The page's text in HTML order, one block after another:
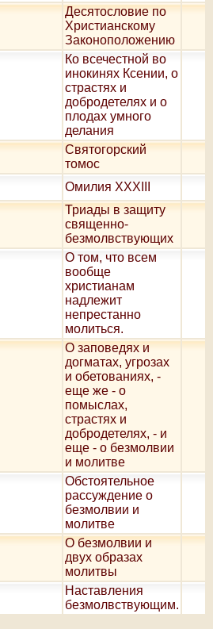
Десятословие по
Христианскому
Законоположению
Ко всечестной во
инокинях Ксении, о
страстях и
добродетелях и о
плодах умного
делания
Святогорский
томос
Омилия XXXIII
Триады в защиту
священно-
безмолвствующих
О том, что всем
вообще
христианам
надлежит
непрестанно
молиться.
О заповедях и
догматах, угрозах
и обетованиях, -
еще же - о
помыслах,
страстях и
добродетелях, - и
еще - о безмолвии
и молитве
Oбстоятельное
рассуждение о
безмолвии и
молитве
О безмолвии и
двух образах
молитвы
Наставления
безмолвствующим.